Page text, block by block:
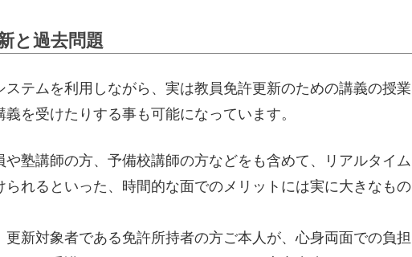
と過去問題
テムを利用しながら、実は教員免許更新のための講義の授業
を受けたりする事も可能になっています。
塾講師の方、予備校講師の方などをも含めて、リアルタイム
れるといった、時間的な面でのメリットには実に大きなもの
新対象者である免許所持者の方ご本人が、心身両面での負担